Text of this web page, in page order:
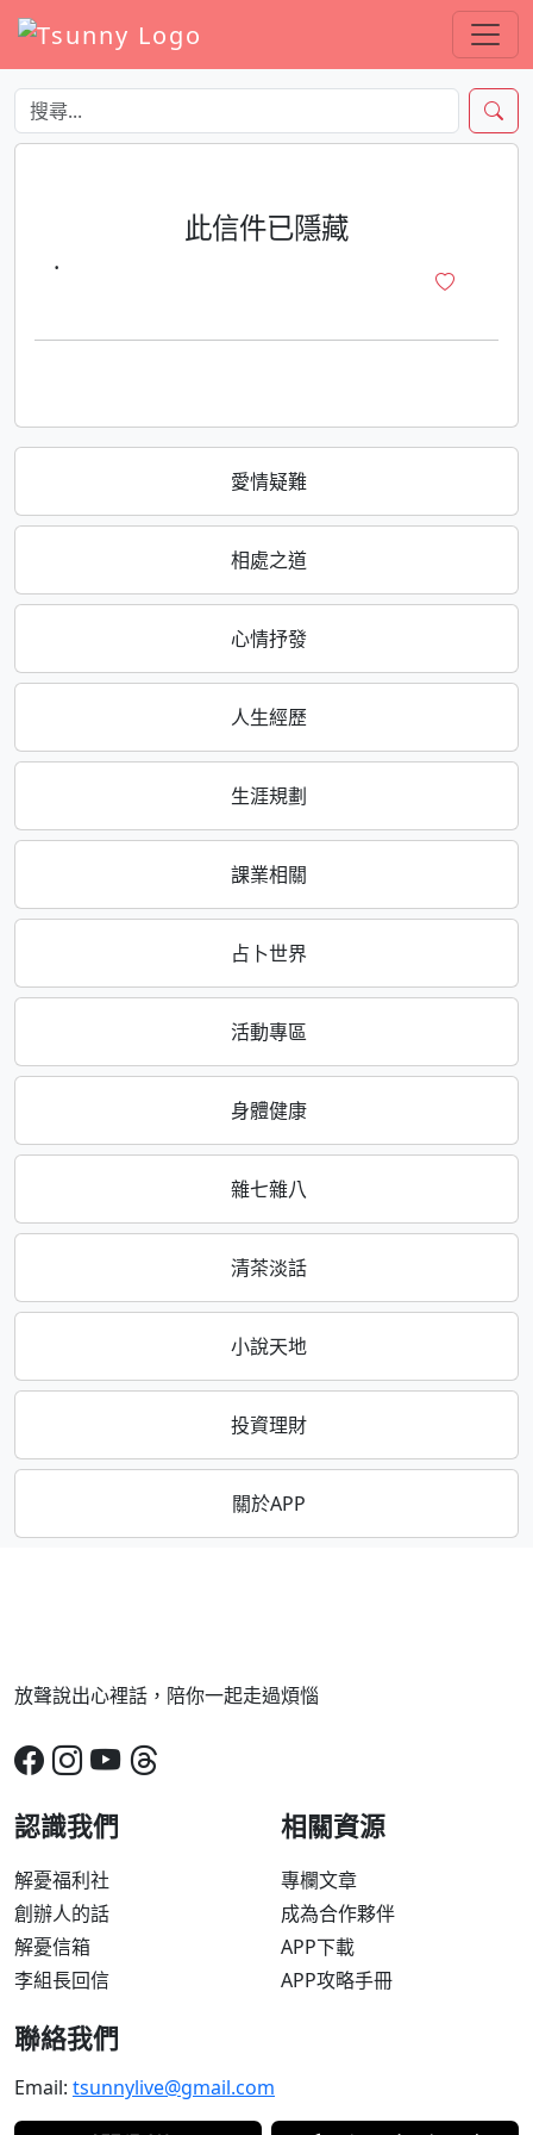
愛情疑難
相處之道
心情抒發
人生經歷
生涯規劃
課業相關
占卜世界
活動專區
身體健康
雜七雜八
清茶淡話
小說天地
投資理財
關於APP
此信件已隱藏
·
放聲說出心裡話，陪你一起走過煩惱
認識我們
解憂福利社
創辦人的話
解憂信箱
李組長回信
相關資源
專欄文章
成為合作夥伴
APP下載
APP攻略手冊
聯絡我們
Email: tsunnylive@gmail.com